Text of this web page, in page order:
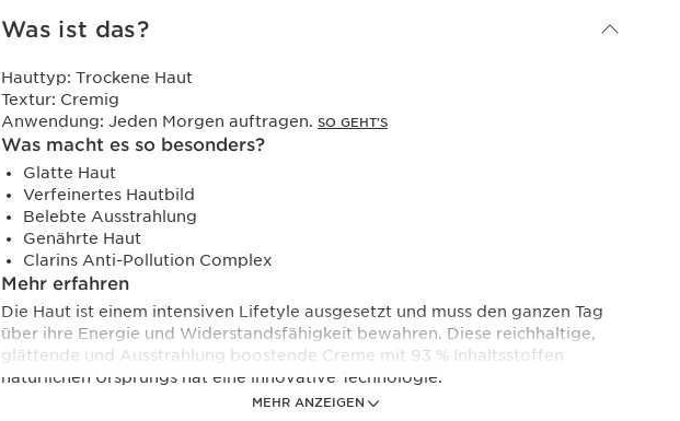
Was ist das?
MEHR ANZEIGEN
Hauttyp: Trockene Haut
Textur: Cremig
Anwendung: Jeden Morgen auftragen. SO GEHT'S
Was macht es so besonders?
Glatte Haut
Verfeinertes Hautbild
Belebte Ausstrahlung
Genährte Haut
Clarins Anti-Pollution Complex
Mehr erfahren
Die Haut ist einem intensiven Lifetyle ausgesetzt und muss den ganzen Tag
über ihre Energie und Widerstandsfähigkeit bewahren. Diese reichhaltige,
glättende und Ausstrahlung boostende Creme mit 93 % Inhaltsstoffen
natürlichen Ursprungs hat eine innovative Technologie: